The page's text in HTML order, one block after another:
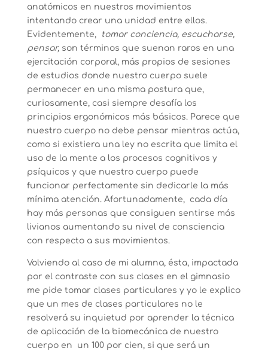
anatómicos en nuestros movimientos
intentando crear una unidad entre ellos.
Evidentemente,
tomar conciencia, escucharse,
pensar, son términos que suenan raros en una
ejercitación corporal, más propios de sesiones
de estudios donde nuestro cuerpo suele
permanecer en una misma postura que,
curiosamente, casi siempre desafía los
principios ergonómicos más básicos. Parece que
nuestro cuerpo no debe pensar mientras actúa,
como si existiera una ley no escrita que limita el
uso de la mente a los procesos cognitivos y
psíquicos y que nuestro cuerpo puede
funcionar perfectamente sin dedicarle la más
mínima atención. Afortunadamente, cada día
hay más personas que consiguen sentirse más
livianos aumentando su nivel de consciencia
con respecto a sus movimientos.
Volviendo al caso de mi alumna, ésta, impactada
por el contraste con sus clases en el gimnasio
me pide tomar clases particulares y yo le explico
que un mes de clases particulares no le
resolverá su inquietud por aprender la técnica
de aplicación de la biomecánica de nuestro
cuerpo en un 100 por cien, si que será un